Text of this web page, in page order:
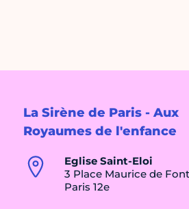
La Sirène de Paris - Aux
Royaumes de l'enfance
Eglise Saint-Eloi
3 Place Maurice de
Paris 12e